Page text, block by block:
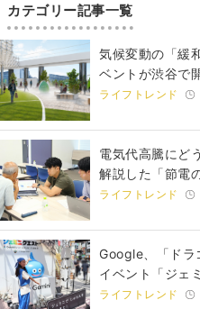
カテゴリー記事一覧
気候変動の「緩
ベントが渋谷で
ライフトレンド
電気代高騰にど
解説した「節電
ライフトレンド
Google、「ドラ
イベント「ジェ
ライフトレンド